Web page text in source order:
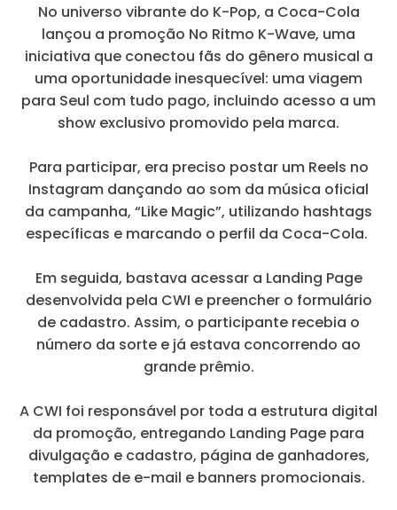
No universo vibrante do K-Pop, a Coca-Cola
lançou a promoção No Ritmo K-Wave, uma
iniciativa que conectou fãs do gênero musical a
uma oportunidade inesquecível: uma viagem
para Seul com tudo pago, incluindo acesso a um
show exclusivo promovido pela marca.
Para participar, era preciso postar um Reels no
Instagram dançando ao som da música oficial
da campanha, “Like Magic”, utilizando hashtags
específicas e marcando o perfil da Coca-Cola.
Em seguida, bastava acessar a Landing Page
desenvolvida pela CWI e preencher o formulário
de cadastro. Assim, o participante recebia o
número da sorte e já estava concorrendo ao
grande prêmio.
A CWI foi responsável por toda a estrutura digital
da promoção, entregando Landing Page para
divulgação e cadastro, página de ganhadores,
templates de e-mail e banners promocionais.